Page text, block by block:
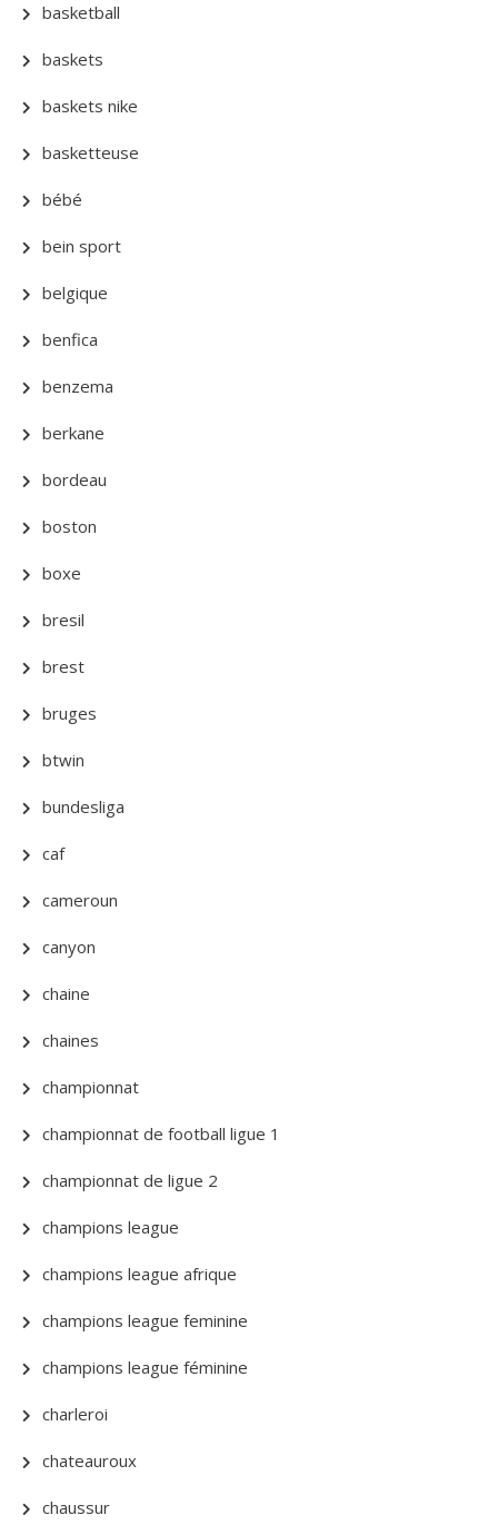
basketball
baskets
baskets nike
basketteuse
bébé
bein sport
belgique
benfica
benzema
berkane
bordeau
boston
boxe
bresil
brest
bruges
btwin
bundesliga
caf
cameroun
canyon
chaine
chaines
championnat
championnat de football ligue 1
championnat de ligue 2
champions league
champions league afrique
champions league feminine
champions league féminine
charleroi
chateauroux
chaussur